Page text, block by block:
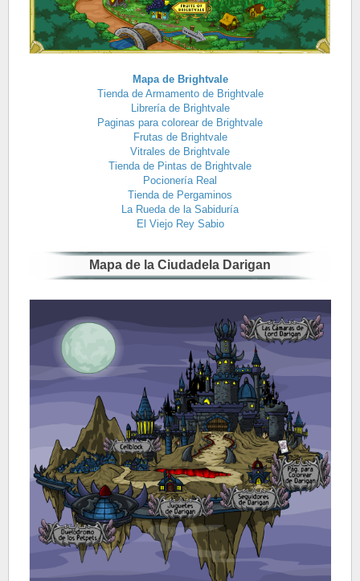
Mapa de Brightvale
Tienda de Armamento de Brightvale
Librería de Brightvale
Paginas para colorear de Brightvale
Frutas de Brightvale
Vitrales de Brightvale
Tienda de Pintas de Brightvale
Pocionería Real
Tienda de Pergaminos
La Rueda de la Sabiduría
El Viejo Rey Sabio
Mapa de la Ciudadela Darigan